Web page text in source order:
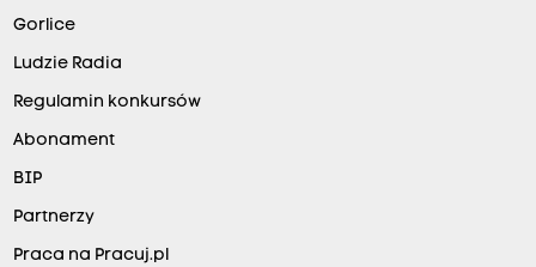
Gorlice
Ludzie Radia
Regulamin konkursów
Abonament
BIP
Partnerzy
Praca na Pracuj.pl